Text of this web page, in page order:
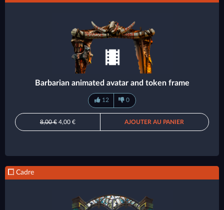
Barbarian animated avatar and token frame
12 0
8,00 €4,00 € AJOUTER AU PANIER
Cadre